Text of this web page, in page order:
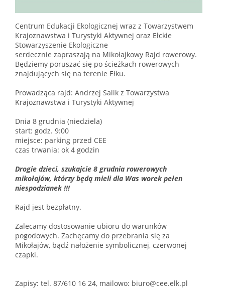
Centrum Edukacji Ekologicznej wraz z Towarzystwem
Krajoznawstwa i Turystyki Aktywnej oraz Ełckie
Stowarzyszenie Ekologiczne
serdecznie zapraszają na Mikołajkowy Rajd rowerowy.
Będziemy poruszać się po ścieżkach rowerowych
znajdujących się na terenie Ełku.
Prowadząca rajd: Andrzej Salik z Towarzystwa
Krajoznawstwa i Turystyki Aktywnej
Dnia 8 grudnia (niedziela)
start: godz. 9:00
miejsce: parking przed CEE
czas trwania: ok 4 godzin
Drogie dzieci, szukajcie 8 grudnia rowerowych
mikołajów, którzy będą mieli dla Was worek pełen
niespodzianek !!!
Rajd jest bezpłatny.
Zalecamy dostosowanie ubioru do warunków
pogodowych. Zachęcamy do przebrania się za
Mikołajów, bądź nałożenie symbolicznej, czerwonej
czapki.
Zapisy: tel. 87/610 16 24, mailowo: biuro@cee.elk.pl